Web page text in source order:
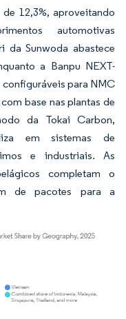
12,3%, aproveitando
automotivas
da Sunwoda abastece
a Banpu NEXT-
para NMC
base nas plantas de
da Tokai Carbon,
em sistemas de
e industriais. As
completam o
de pacotes para a